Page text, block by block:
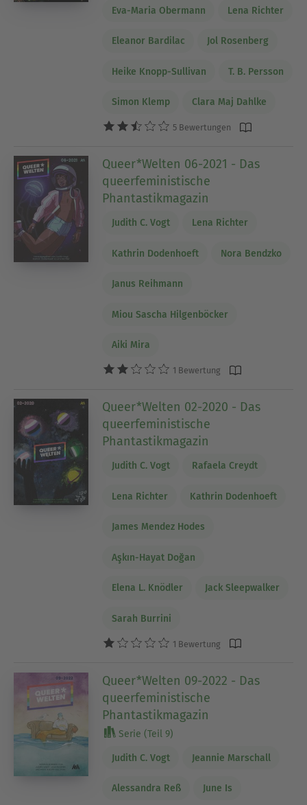
Eva-Maria Obermann Lena Richter
Eleanor Bardilac Jol Rosenberg
Heike Knopp-Sullivan T. B. Persson
Simon Klemp Clara Maj Dahlke
5 Bewertungen
Queer*Welten 06-2021 - Das
queerfeministische
Phantastikmagazin
Judith C. Vogt Lena Richter
Kathrin Dodenhoeft Nora Bendzko
Janus Reihmann
Miou Sascha Hilgenböcker
Aiki Mira
1 Bewertung
Queer*Welten 02-2020 - Das
queerfeministische
Phantastikmagazin
Judith C. Vogt Rafaela Creydt
Lena Richter Kathrin Dodenhoeft
James Mendez Hodes
Aşkın-Hayat Doğan
Elena L. Knödler Jack Sleepwalker
Sarah Burrini
1 Bewertung
Queer*Welten 09-2022 - Das
queerfeministische
Phantastikmagazin
Serie (Teil 9)
Judith C. Vogt Jeannie Marschall
Alessandra Reß June Is